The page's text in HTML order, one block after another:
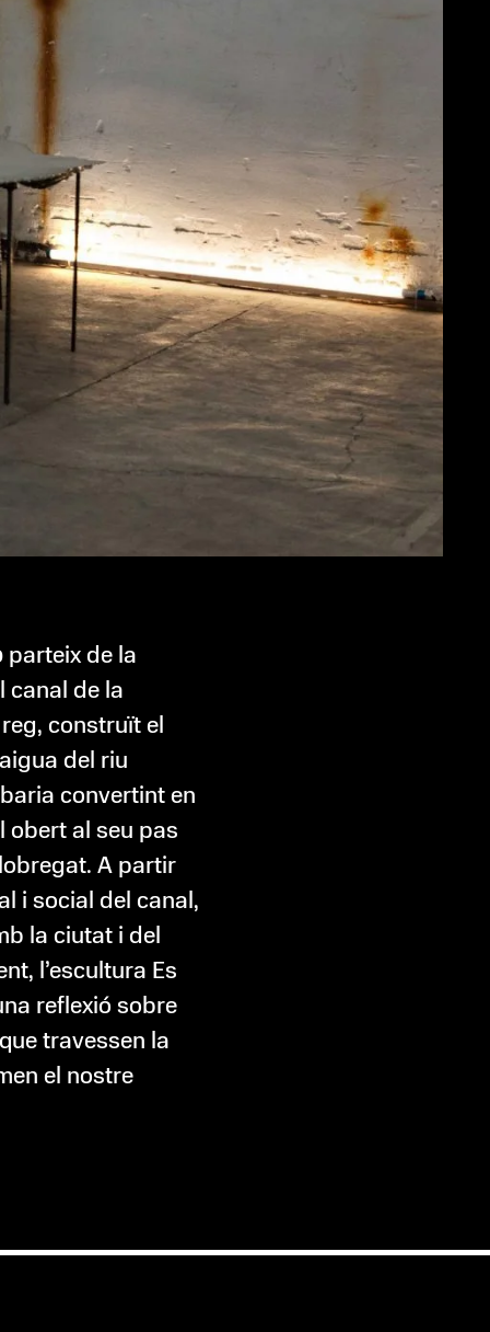
parteix de la
canal de la
construït el
del riu
convertint en
obert al seu pas
A partir
i social del canal,
la ciutat i del
l’escultura Es
reflexió sobre
travessen la
el nostre